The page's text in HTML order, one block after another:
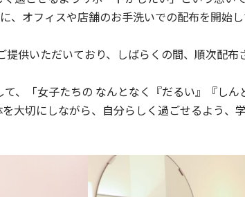
オフィスや店舗のお手洗いでの配布を開始し
供いただいており、しばらくの間、順次配布
、「女子たちの なんとなく『だるい』『し
大切にしながら、自分らしく過ごせるよう、